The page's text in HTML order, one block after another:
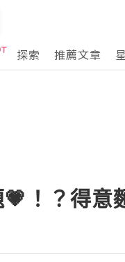
探索
推薦文章
！？得意